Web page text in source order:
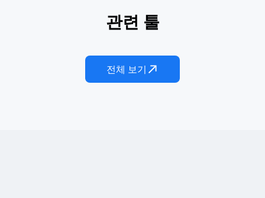
관련 툴AI 자전거 킥
스키 팝
전체 보기